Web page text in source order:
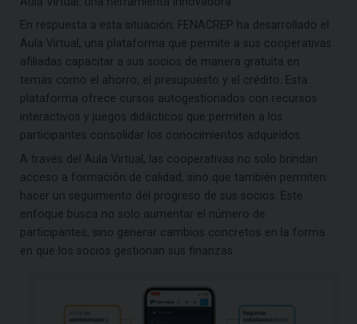
En respuesta a esta situación, FENACREP ha desarrollado el
Aula Virtual, una plataforma que permite a sus cooperativas
afiliadas capacitar a sus socios de manera gratuita en
temas como el ahorro, el presupuesto y el crédito. Esta
plataforma ofrece cursos autogestionados con recursos
interactivos y juegos didácticos que permiten a los
participantes consolidar los conocimientos adquiridos.
A través del Aula Virtual, las cooperativas no solo brindan
acceso a formación de calidad, sino que también permiten
hacer un seguimiento del progreso de sus socios. Este
enfoque busca no solo aumentar el número de
participantes, sino generar cambios concretos en la forma
en que los socios gestionan sus finanzas.